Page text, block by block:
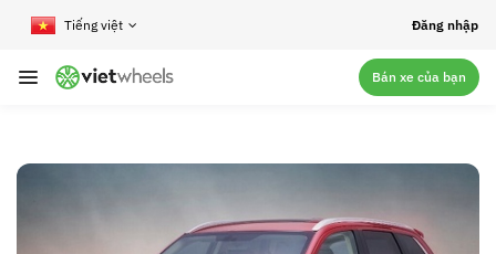
Đăng nhập
Bán xe của bạn